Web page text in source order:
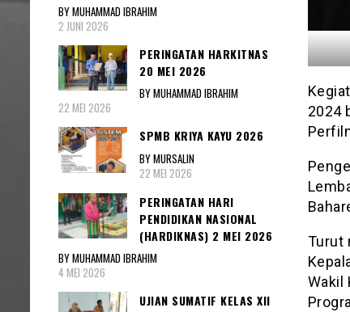
2024
Turut
Wakil
BY MUHAMMAD IBRAHIM
2 JUNI 2026
PERINGATAN HARKITNAS
20 MEI 2026
BY MUHAMMAD IBRAHIM
22 MEI 2026
SPMB KRIYA KAYU 2026
BY MURSALIN
22 MEI 2026
PERINGATAN HARI
PENDIDIKAN NASIONAL
(HARDIKNAS) 2 MEI 2026
BY MUHAMMAD IBRAHIM
4 MEI 2026
UJIAN SUMATIF KELAS XII